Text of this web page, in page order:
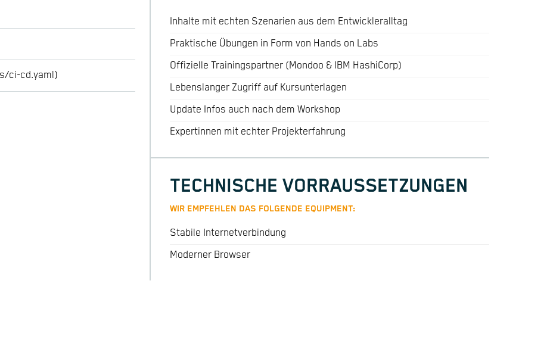
ci-cd.yaml)
Inhalte mit echten Szenarien aus dem Entwickleralltag
Praktische Übungen in Form von Hands on Labs
Offizielle Trainingspartner (Mondoo & IBM HashiCorp)
Lebenslanger Zugriff auf Kursunterlagen
Update Infos auch nach dem Workshop
Expertinnen mit echter Projekterfahrung
TECHNISCHE VORRAUSSETZUNGEN
WIR EMPFEHLEN DAS FOLGENDE EQUIPMENT:
Stabile Internetverbindung
Moderner Browser